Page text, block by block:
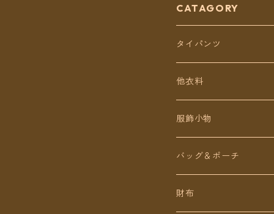
CATAGORY
タイパンツ
定番無地タイパンツ
チェトオリジナル
ロング丈
ミディアム丈
他衣料
トップス
ワンピース
パンツ
服飾小物
バッグ＆ポーチ
財布